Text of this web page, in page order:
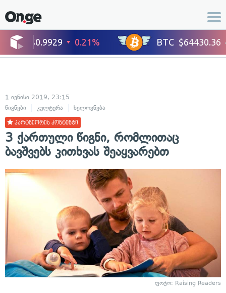
1 ივნისი 2019, 23:15
წიგნები
კულტურა ხელოვნება
პარტნიორის კონტენტი
3 ქართული წიგნი, რომლითაც
ბავშვებს კითხვას შეაყვარებთ
ფოტო: Raising Readers